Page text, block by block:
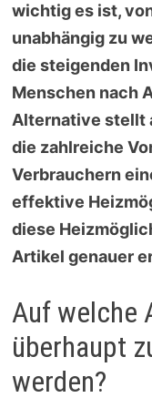
wichtig es ist,
unabhängig zu
die steigenden
Menschen nach
Alternative stellt
die zahlreiche
Verbrauchern
effektive
diese
Artikel genauer
Auf welche
überhaupt
werden?